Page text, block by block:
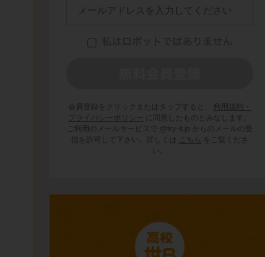
会員登録をクリックまたはタップすると、
利用規約・
プライバシーポリシー
に同意したものとみなします。
ご利用のメールサービスで @try-it.jp からのメールの受
信を許可して下さい。詳しくは
こちら
をご覧くださ
い。